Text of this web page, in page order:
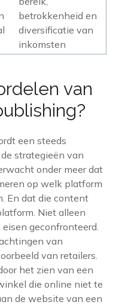
betrokkenheid en
diversificatie van
inkomsten
van
een steeds
strategieën van
onder meer dat
op welk platform
En dat die content
Niet alleen
geconfronteerd.
van
van retailers.
het zien van een
die online niet te
de website van een